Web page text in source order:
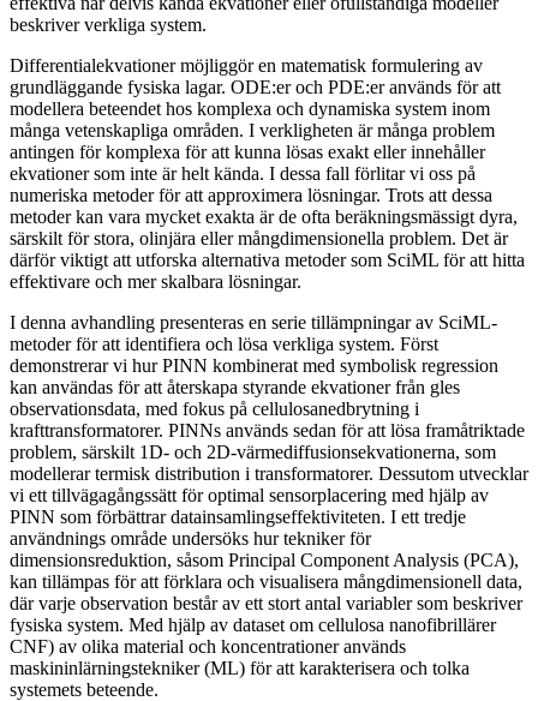
beskriver verkliga system.
Differentialekvationer möjliggör en matematisk formulering av
grundläggande fysiska lagar. ODE:er och PDE:er används för att
modellera beteendet hos komplexa och dynamiska system inom
många vetenskapliga områden. I verkligheten är många problem
antingen för komplexa för att kunna lösas exakt eller innehåller
ekvationer som inte är helt kända. I dessa fall förlitar vi oss på
numeriska metoder för att approximera lösningar. Trots att dessa
metoder kan vara mycket exakta är de ofta beräkningsmässigt dyra,
särskilt för stora, olinjära eller mångdimensionella problem. Det är
därför viktigt att utforska alternativa metoder som SciML för att hitta
effektivare och mer skalbara lösningar.
I denna avhandling presenteras en serie tillämpningar av SciML-
metoder för att identifiera och lösa verkliga system. Först
demonstrerar vi hur PINN kombinerat med symbolisk regression
kan användas för att återskapa styrande ekvationer från gles
observationsdata, med fokus på cellulosanedbrytning i
krafttransformatorer. PINNs används sedan för att lösa framåtriktade
problem, särskilt 1D- och 2D-värmediffusionsekvationerna, som
modellerar termisk distribution i transformatorer. Dessutom utvecklar
vi ett tillvägagångssätt för optimal sensorplacering med hjälp av
PINN som förbättrar datainsamlingseffektiviteten. I ett tredje
användnings område undersöks hur tekniker för
dimensionsreduktion, såsom Principal Component Analysis (PCA),
kan tillämpas för att förklara och visualisera mångdimensionell data,
där varje observation består av ett stort antal variabler som beskriver
fysiska system. Med hjälp av dataset om cellulosa nanofibrillärer
CNF) av olika material och koncentrationer används
maskininlärningstekniker (ML) för att karakterisera och tolka
systemets beteende.